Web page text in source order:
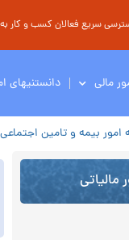
سریع فعالان کسب و کار به
مالی دانستنیهای
امور بیمه و تامین اجتماعی
مالیاتی